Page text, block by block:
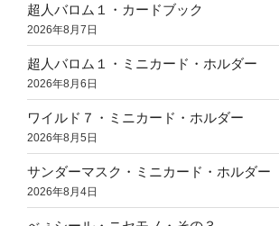
超人バロム１・カードブック
2026年8月7日
超人バロム１・ミニカード・ホルダー
2026年8月6日
ワイルド７・ミニカード・ホルダー
2026年8月5日
サンダーマスク・ミニカード・ホルダー
2026年8月4日